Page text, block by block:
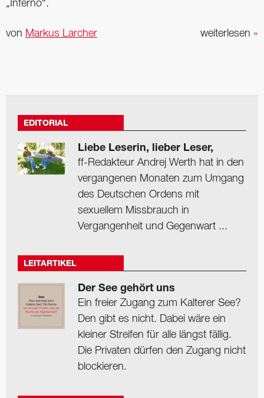
„Inferno“.
weiterlesen »
von Markus Larcher
EDITORIAL
Liebe Leserin, lieber Leser,
ff-Redakteur Andrej Werth hat in den
vergangenen Monaten zum Umgang
des Deutschen Ordens mit
sexuellem Missbrauch in
Vergangenheit und Gegenwart ...
LEITARTIKEL
Der See gehört uns
Ein freier Zugang zum Kalterer See?
Den gibt es nicht. Dabei wäre ein
kleiner Streifen für alle längst fällig.
Die Privaten dürfen den Zugang nicht
blockieren.